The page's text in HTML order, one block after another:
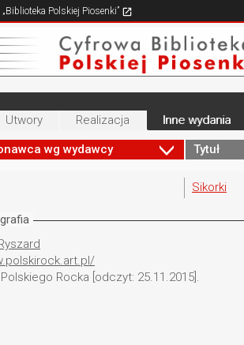
Polskiej Piosenki”
Utwory Realizacja Inne wydania
wg wydawcy Tytuł
Sikorki
Rocka [odczyt: 25.11.2015].